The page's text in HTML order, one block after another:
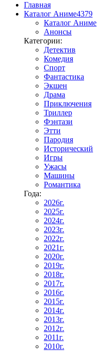
Главная
Каталог Аниме4379
Каталог Аниме
Анонсы
Категории:
Детектив
Комедия
Спорт
Фантастика
Экшен
Драма
Приключения
Триллер
Фэнтази
Этти
Пародия
Исторический
Игры
Ужасы
Машины
Романтика
Года:
2026г.
2025г.
2024г.
2023г.
2022г.
2021г.
2020г.
2019г.
2018г.
2017г.
2016г.
2015г.
2014г.
2013г.
2012г.
2011г.
2010г.